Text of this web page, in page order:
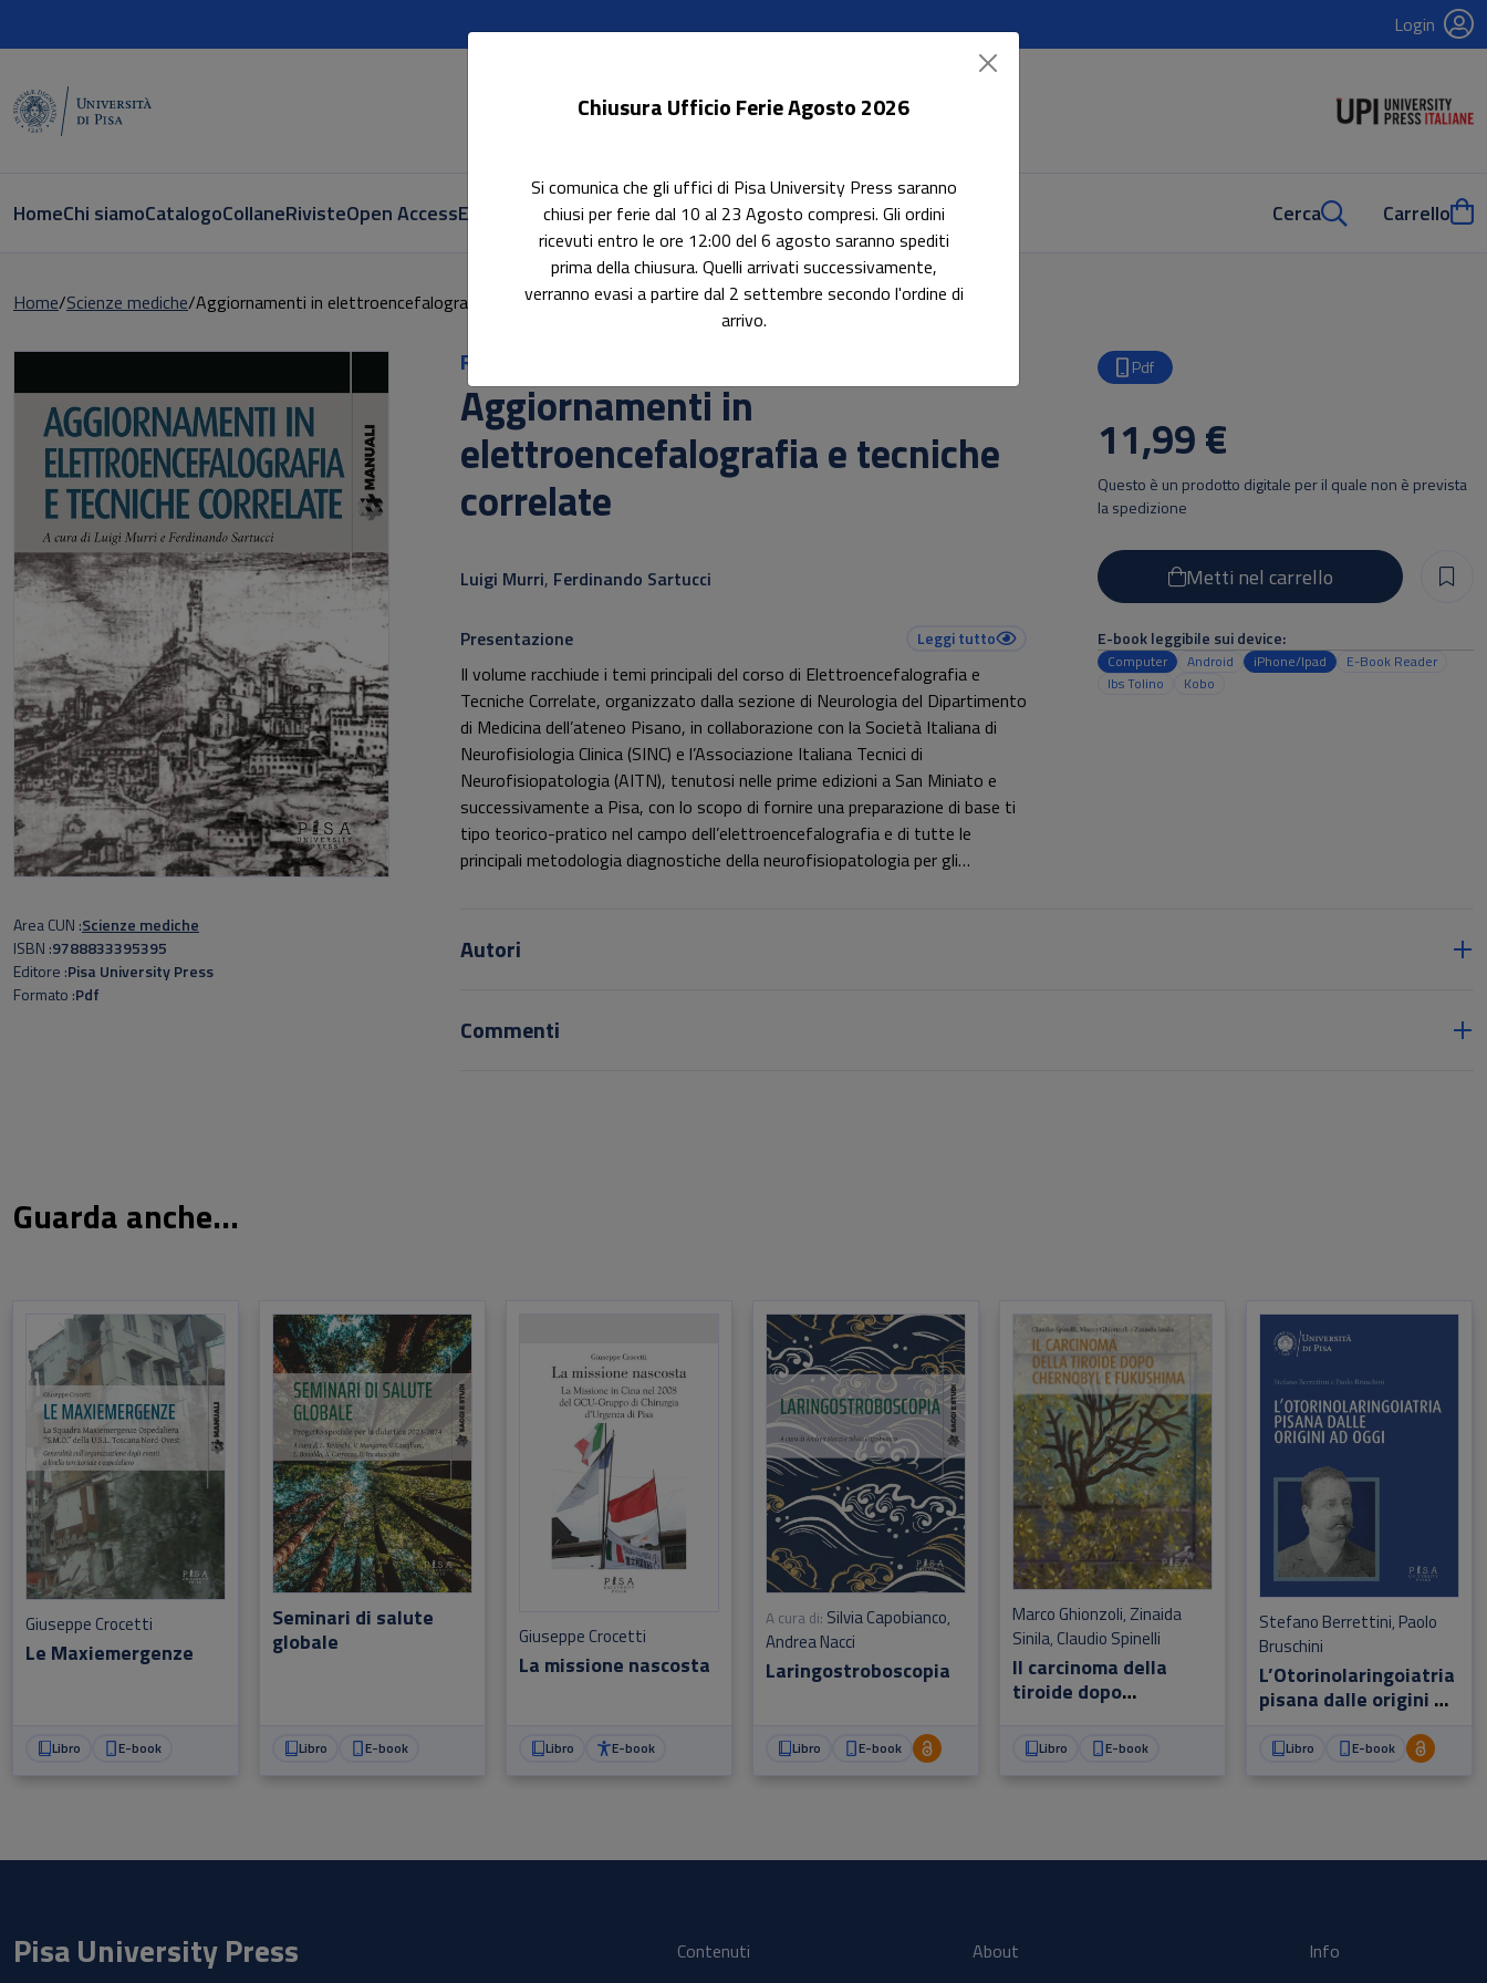
Login
HomeChi siamoCatalogoCollaneRivisteOpen AccessE-book AccessibiliIn evidenzaPubblica con noi Cerca Carrello
Home Scienze mediche Aggiornamenti in elettroencefalografia e tecniche correlate
Ricerca
Aggiornamenti in
elettroencefalografia e tecniche
correlate
Luigi Murri, Ferdinando Sartucci
Presentazione Leggi tutto
Il volume racchiude i temi principali del corso di Elettroencefalografia e
Tecniche Correlate, organizzato dalla sezione di Neurologia del Dipartimento
di Medicina dell’ateneo Pisano, in collaborazione con la Società Italiana di
Neurofisiologia Clinica (SINC) e l’Associazione Italiana Tecnici di
Neurofisiopatologia (AITN), tenutosi nelle prime edizioni a San Miniato e
successivamente a Pisa, con lo scopo di fornire una preparazione di base ti
tipo teorico-pratico nel campo dell’elettroencefalografia e di tutte le
principali metodologia diagnostiche della neurofisiopatologia per gli
interattive, con tutori, è rappresentata dalle lezioni di tipo frontale tenute
da illustri ricercatori e da eminenti personalitànella disciplina, e raccolte dagli
Area CUN Scienze mediche
ISBN 9788833395395
Editore Pisa University Press
Formato Pdf
Pdf
11,99 €
Metti nel carrello
Questo è un prodotto digitale per il quale non è prevista
la spedizione
E-book leggibile sui device:
Computer Android iPhone/Ipad
E-Book Reader
Ibs Tolino
Kobo
Autori
Commenti
Guarda anche...
Le Maxiemergenze
Giuseppe Crocetti
Libro E-book
Seminari di salute
globale
Libro E-book
La missione nascosta
Giuseppe Crocetti
Libro E-book
Laringostroboscopia
A cura di: Silvia Capobianco,
Andrea Nacci
Libro E-book
Il carcinoma della
tiroide dopo
Fukushima
Marco Ghionzoli, Zinaida
Sinila, Claudio Spinelli
Libro E-book
L’Otorinolaringoiatria
pisana dalle origini ad
Stefano Berrettini, Paolo
Bruschini
Libro E-book
Pisa University Press Contenuti About Info
Chiusura Ufficio Ferie Agosto 2026
Si comunica che gli uffici di Pisa University Press saranno
chiusi per ferie dal 10 al 23 Agosto compresi. Gli ordini
ricevuti entro le ore 12:00 del 6 agosto saranno spediti
prima della chiusura. Quelli arrivati successivamente,
verranno evasi a partire dal 2 settembre secondo l'ordine di
arrivo.